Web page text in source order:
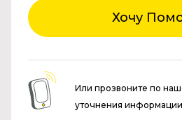
Хочу
Или прозвоните по
уточнения информации